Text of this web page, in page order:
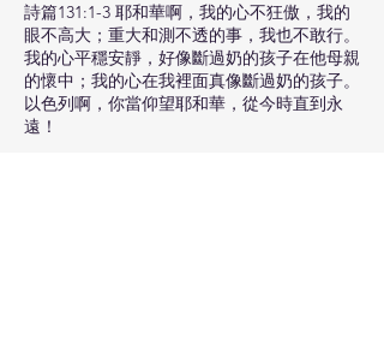
詩篇131:1-3 耶和華啊，我的心不狂傲，我的
眼不高大；重大和測不透的事，我也不敢行。
我的心平穩安靜，好像斷過奶的孩子在他母親
的懷中；我的心在我裡面真像斷過奶的孩子。
以色列啊，你當仰望耶和華，從今時直到永
遠！